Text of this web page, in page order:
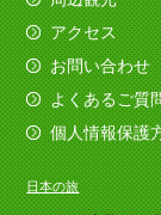
日本の旅
アクセス
お問い合わせ
よくあるご質
個人情報保護